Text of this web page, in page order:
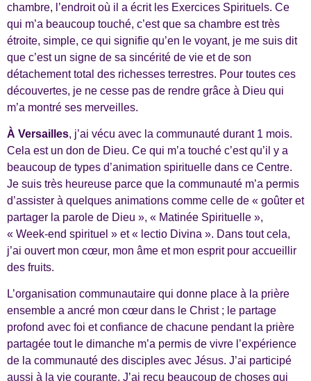
chambre, l’endroit où il a écrit les Exercices Spirituels. Ce
qui m’a beaucoup touché, c’est que sa chambre est très
étroite, simple, ce qui signifie qu’en le voyant, je me suis dit
que c’est un signe de sa sincérité de vie et de son
détachement total des richesses terrestres. Pour toutes ces
découvertes, je ne cesse pas de rendre grâce à Dieu qui
m’a montré ses merveilles.
À Versailles, j’ai vécu avec la communauté durant 1 mois.
Cela est un don de Dieu. Ce qui m’a touché c’est qu’il y a
beaucoup de types d’animation spirituelle dans ce Centre.
Je suis très heureuse parce que la communauté m’a permis
d’assister à quelques animations comme celle de « goûter et
partager la parole de Dieu », « Matinée Spirituelle »,
« Week-end spirituel » et « lectio Divina ». Dans tout cela,
j’ai ouvert mon cœur, mon âme et mon esprit pour accueillir
des fruits.
L’organisation communautaire qui donne place à la prière
ensemble a ancré mon cœur dans le Christ ; le partage
profond avec foi et confiance de chacune pendant la prière
partagée tout le dimanche m’a permis de vivre l’expérience
de la communauté des disciples avec Jésus. J’ai participé
aussi à la vie courante. J’ai reçu beaucoup de choses qui